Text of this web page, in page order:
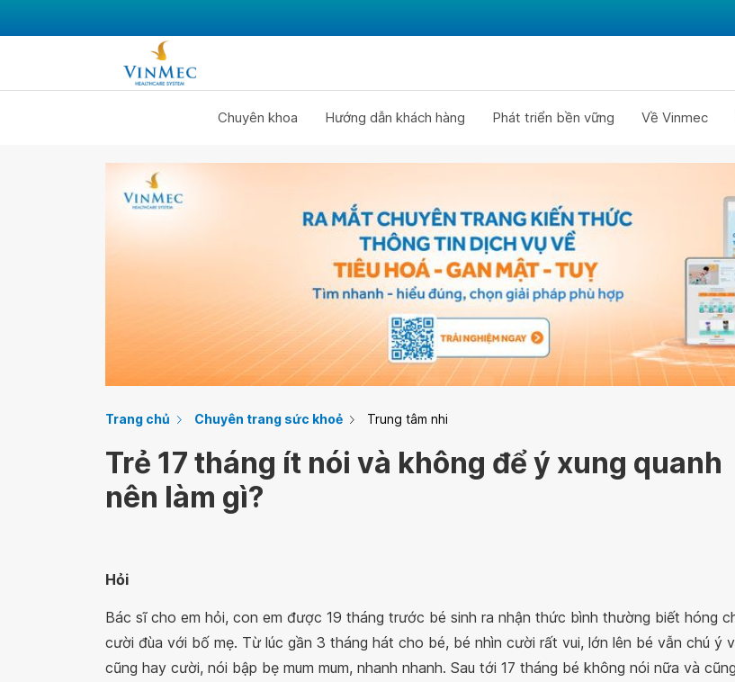
Chuyên khoa Hướng dẫn khách hàng Phát triển bền vững Về Vinmec
Trang chủ Chuyên trang sức khoẻ Trung tâm nhi
Trẻ 17 tháng ít nói và không để ý xung quanh
nên làm gì?
Hỏi
Bác sĩ cho em hỏi, con em được 19 tháng trước bé sinh ra nhận thức bình thường biết hóng
cười đùa với bố mẹ. Từ lúc gần 3 tháng hát cho bé, bé nhìn cười rất vui, lớn lên bé vẫn chú ý
cũng hay cười, nói bập bẹ mum mum, nhanh nhanh. Sau tới 17 tháng bé không nói nữa và cũng